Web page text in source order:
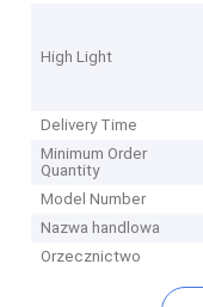
High Light
Delivery Time
Minimum Order
Quantity
Model Number
Nazwa handlowa
Orzecznictwo